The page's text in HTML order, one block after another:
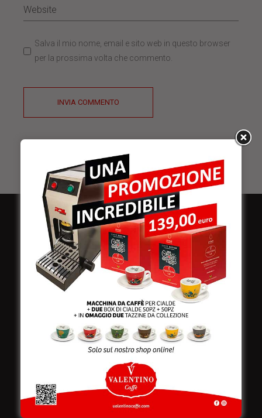
Salva il mio nome, email e sito web in questo browser
per la prossima volta che commento.
INVIA COMMENTO
Valentino Caffè Spa
Viale Croazia 8 (Z.I.)